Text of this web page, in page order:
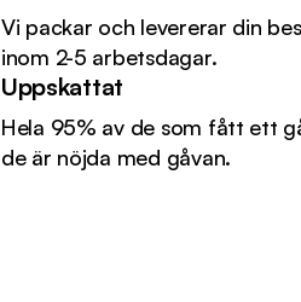
Vi packar och levererar din
inom 2-5 arbetsdagar.
Uppskattat
Hela 95% av de som fått ett
de är nöjda med gåvan.